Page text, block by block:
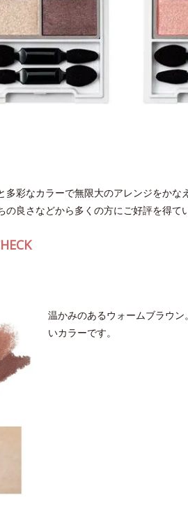
彩なカラーで無限大のアレンジをかな
良さなどから多くの方にご好評を得て
温かみのあるウォームブラウ
いカラーです。